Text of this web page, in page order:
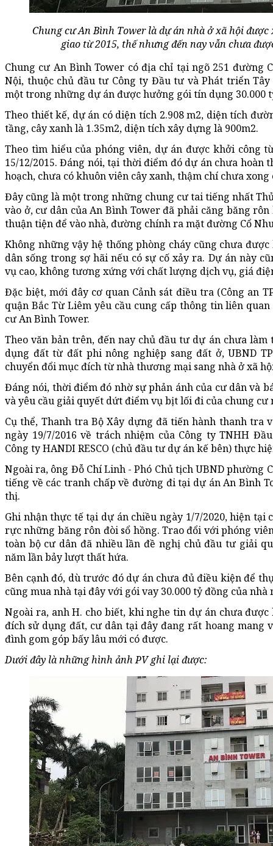
Chung cư An Bình Tower là dự án nhà ở xã hội được
giao từ 2015, thế nhưng đến nay vẫn chưa
Chung cư An Bình Tower có địa chỉ tại ngõ 251 đường
Nội, thuộc chủ đầu tư Công ty Đầu tư và Phát triển
một trong những dự án được hưởng gói tín dụng 30.000
Theo thiết kế, dự án có diện tích 2.908 m2, diện tích
tầng, cây xanh là 1.35m2, diện tích xây dựng là 900m2.
Theo tìm hiểu của phóng viên, dự án được khởi công
15/12/2015. Đáng nói, tại thời điểm đó dự án chưa hoàn
hoạch, chưa có khuôn viên cây xanh, thậm chí chưa
Đây cũng là một trong những chung cư tai tiếng nhất
vào ở, cư dân của An Bình Tower đã phải căng băng
thuận tiện để vào nhà, đường chính ra mặt đường Cổ
Không những vậy hệ thống phòng cháy cũng chưa
dân sống trong sợ hãi nếu có sự cố xảy ra. Dự án này
vụ cao, không tương xứng với chất lượng dịch vụ, giá
Đặc biệt, mới đây cơ quan Cảnh sát điều tra (Công an
quận Bắc Từ Liêm yêu cầu cung cấp thông tin liên
cư An Bình Tower.
Theo văn bản trên, đến nay chủ đầu tư dự án chưa
dụng đất từ đất phi nông nghiệp sang đất ở, UBND
chuyển đổi mục đích từ nhà thương mại sang nhà ở xã
Đáng nói, thời điểm đó nhờ sự phản ánh của cư dân và
và yêu cầu giải quyết dứt điểm vụ bịt lối đi của chung cư
Cụ thể, Thanh tra Bộ Xây dựng đã tiến hành thanh tra
ngày 19/7/2016 về trách nhiệm của Công ty TNHH
Công ty HANDI RESCO (chủ đầu tư dự án kế bên) thực
Ngoài ra, ông Đỗ Chí Linh - Phó Chủ tịch UBND phường
tiếng về các tranh chấp về đường đi tại dự án An Bình
thị.
Ghi nhận thực tế tại dự án chiều ngày 1/7/2020, hiện tại
rực những băng rôn đòi sổ hồng. Trao đổi với phóng
toàn bộ cư dân đã nhiều lần đề nghị chủ đầu tư giải
năm lần bảy lượt thất hứa.
Bên cạnh đó, dù trước đó dự án chưa đủ điều kiện để
cũng mua nhà tại đây với gói vay 30.000 tỷ đồng của nhà
Ngoài ra, anh H. cho biết, khi nghe tin dự án chưa được
đích sử dụng đất, cư dân tại đây đang rất hoang mang
đình gom góp bấy lâu mới có được.
Dưới đây là những hình ảnh PV ghi lại được: